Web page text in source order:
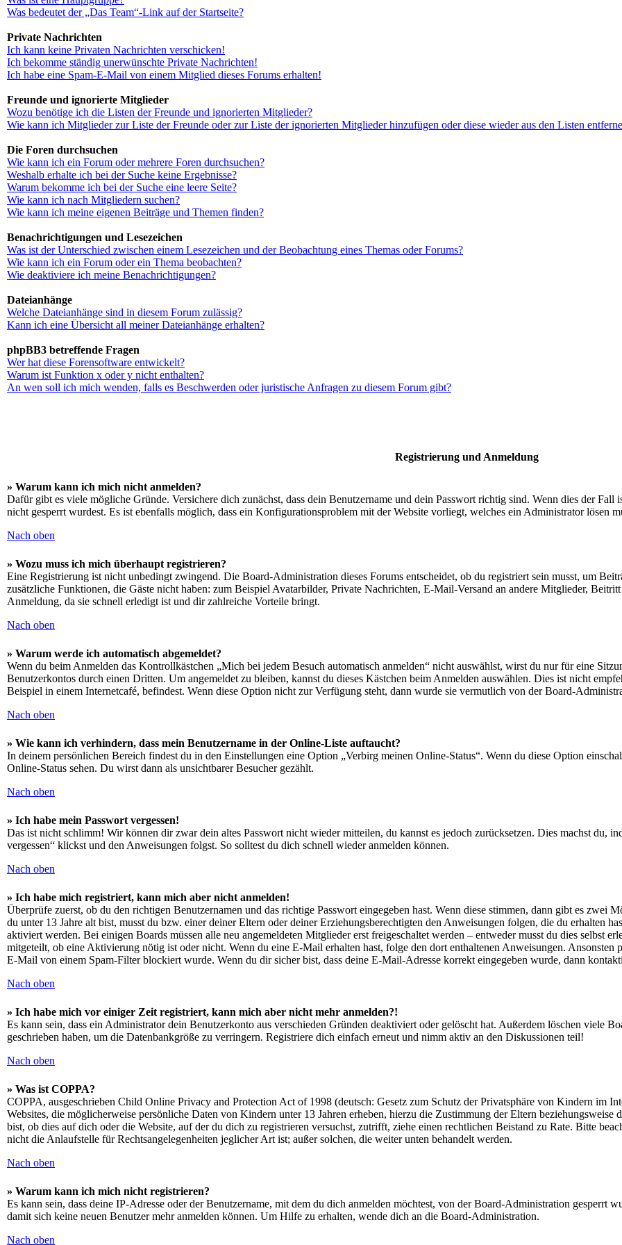
Was bedeutet der „Das Team“-Link auf der Startseite?
Private Nachrichten
Ich kann keine Privaten Nachrichten verschicken!
Ich bekomme ständig unerwünschte Private Nachrichten!
Ich habe eine Spam-E-Mail von einem Mitglied dieses Forums erhalten!
Freunde und ignorierte Mitglieder
Wozu benötige ich die Listen der Freunde und ignorierten Mitglieder?
Wie kann ich Mitglieder zur Liste der Freunde oder zur Liste der ignorierten Mitglieder hinzufügen oder diese wieder aus den Listen
Die Foren durchsuchen
Wie kann ich ein Forum oder mehrere Foren durchsuchen?
Weshalb erhalte ich bei der Suche keine Ergebnisse?
Warum bekomme ich bei der Suche eine leere Seite?
Wie kann ich nach Mitgliedern suchen?
Wie kann ich meine eigenen Beiträge und Themen finden?
Benachrichtigungen und Lesezeichen
Was ist der Unterschied zwischen einem Lesezeichen und der Beobachtung eines Themas oder Forums?
Wie kann ich ein Forum oder ein Thema beobachten?
Wie deaktiviere ich meine Benachrichtigungen?
Dateianhänge
Welche Dateianhänge sind in diesem Forum zulässig?
Kann ich eine Übersicht all meiner Dateianhänge erhalten?
phpBB3 betreffende Fragen
Wer hat diese Forensoftware entwickelt?
Warum ist Funktion x oder y nicht enthalten?
An wen soll ich mich wenden, falls es Beschwerden oder juristische Anfragen zu diesem Forum gibt?
Registrierung und Anmeldung
» Warum kann ich mich nicht anmelden?
Dafür gibt es viele mögliche Gründe. Versichere dich zunächst, dass dein Benutzername und dein Passwort richtig sind. Wenn dies der
nicht gesperrt wurdest. Es ist ebenfalls möglich, dass ein Konfigurationsproblem mit der Website vorliegt, welches ein Administrator lösen
Nach oben
» Wozu muss ich mich überhaupt registrieren?
Eine Registrierung ist nicht unbedingt zwingend. Die Board-Administration dieses Forums entscheidet, ob du registriert sein musst, um
zusätzliche Funktionen, die Gäste nicht haben: zum Beispiel Avatarbilder, Private Nachrichten, E-Mail-Versand an andere Mitglieder,
Anmeldung, da sie schnell erledigt ist und dir zahlreiche Vorteile bringt.
Nach oben
» Warum werde ich automatisch abgemeldet?
Wenn du beim Anmelden das Kontrollkästchen „Mich bei jedem Besuch automatisch anmelden“ nicht auswählst, wirst du nur für eine
Benutzerkontos durch einen Dritten. Um angemeldet zu bleiben, kannst du dieses Kästchen beim Anmelden auswählen. Dies ist nicht
Beispiel in einem Internetcafé, befindest. Wenn diese Option nicht zur Verfügung steht, dann wurde sie vermutlich von der Board-
Nach oben
» Wie kann ich verhindern, dass mein Benutzername in der Online-Liste auftaucht?
In deinem persönlichen Bereich findest du in den Einstellungen eine Option „Verbirg meinen Online-Status“. Wenn du diese Option
Online-Status sehen. Du wirst dann als unsichtbarer Besucher gezählt.
Nach oben
» Ich habe mein Passwort vergessen!
Das ist nicht schlimm! Wir können dir zwar dein altes Passwort nicht wieder mitteilen, du kannst es jedoch zurücksetzen. Dies machst du,
vergessen“ klickst und den Anweisungen folgst. So solltest du dich schnell wieder anmelden können.
Nach oben
» Ich habe mich registriert, kann mich aber nicht anmelden!
Überprüfe zuerst, ob du den richtigen Benutzernamen und das richtige Passwort eingegeben hast. Wenn diese stimmen, dann gibt es zwei
du unter 13 Jahre alt bist, musst du bzw. einer deiner Eltern oder deiner Erziehungsberechtigten den Anweisungen folgen, die du erhalten
aktiviert werden. Bei einigen Boards müssen alle neu angemeldeten Mitglieder erst freigeschaltet werden – entweder musst du dies selbst
mitgeteilt, ob eine Aktivierung nötig ist oder nicht. Wenn du eine E-Mail erhalten hast, folge den dort enthaltenen Anweisungen.
E-Mail von einem Spam-Filter blockiert wurde. Wenn du dir sicher bist, dass deine E-Mail-Adresse korrekt eingegeben wurde, dann
Nach oben
» Ich habe mich vor einiger Zeit registriert, kann mich aber nicht mehr anmelden?!
Es kann sein, dass ein Administrator dein Benutzerkonto aus verschieden Gründen deaktiviert oder gelöscht hat. Außerdem löschen viele
geschrieben haben, um die Datenbankgröße zu verringern. Registriere dich einfach erneut und nimm aktiv an den Diskussionen teil!
Nach oben
» Was ist COPPA?
COPPA, ausgeschrieben Child Online Privacy and Protection Act of 1998 (deutsch: Gesetz zum Schutz der Privatsphäre von Kindern im
Websites, die möglicherweise persönliche Daten von Kindern unter 13 Jahren erheben, hierzu die Zustimmung der Eltern beziehungsweise
bist, ob dies auf dich oder die Website, auf der du dich zu registrieren versuchst, zutrifft, ziehe einen rechtlichen Beistand zu Rate. Bitte
nicht die Anlaufstelle für Rechtsangelegenheiten jeglicher Art ist; außer solchen, die weiter unten behandelt werden.
Nach oben
» Warum kann ich mich nicht registrieren?
Es kann sein, dass deine IP-Adresse oder der Benutzername, mit dem du dich anmelden möchtest, von der Board-Administration gesperrt
damit sich keine neuen Benutzer mehr anmelden können. Um Hilfe zu erhalten, wende dich an die Board-Administration.
Nach oben